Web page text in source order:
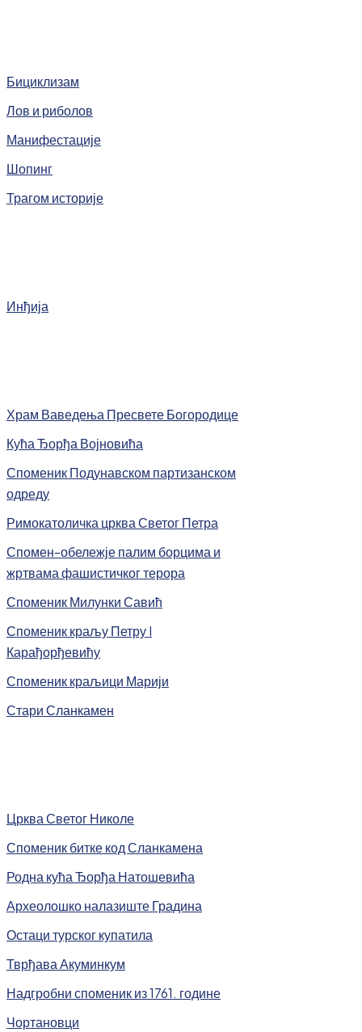
Бициклизам
Лов и риболов
Манифестације
Шопинг
Трагом историје
Инђија
Храм Ваведења Пресвете Богородице
Кућа Ђорђа Војновића
Споменик Подунавском партизанском
одреду
Римокатоличка црква Светог Петра
Спомен-обележје палим борцима и
жртвама фашистичког терора
Споменик Милунки Савић
Споменик краљу Петру I
Карађорђевићу
Споменик краљици Марији
Стари Сланкамен
Црква Светог Николе
Споменик битке код Сланкамена
Родна кућа Ђорђа Натошевића
Археолошко налазиште Градина
Остаци турског купатила
Тврђава Акуминкум
Надгробни споменик из 1761. године
Чортановци